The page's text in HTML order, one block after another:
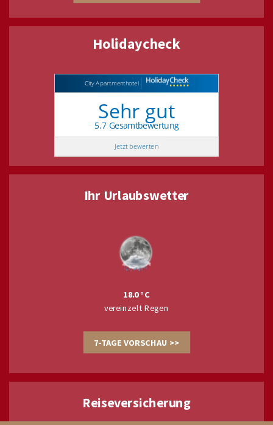
Holidaycheck
City Apartmenthotel
Sehr gut
5.7 Gesamtbewertung
Jetzt bewerten
Ihr Urlaubswetter
18.0
vereinzelt Regen
7-TAGE VORSCHAU >>
Reiseversicherung